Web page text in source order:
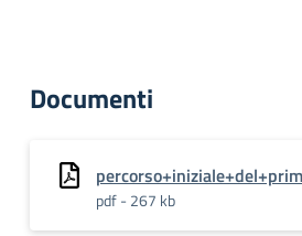
Documenti
pdf - 267 kb